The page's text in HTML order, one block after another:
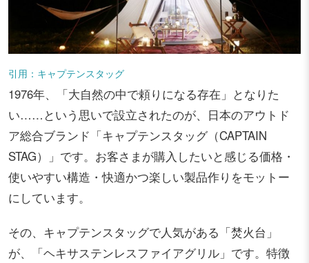
引用：キャプテンスタッグ
1976年、「大自然の中で頼りになる存在」となりた
い……という思いで設立されたのが、日本のアウトド
ア総合ブランド「キャプテンスタッグ（CAPTAIN
STAG）」です。お客さまが購入したいと感じる価格・
使いやすい構造・快適かつ楽しい製品作りをモットー
にしています。
その、キャプテンスタッグで人気がある「焚火台」
が、「ヘキサステンレスファイアグリル」です。特徴